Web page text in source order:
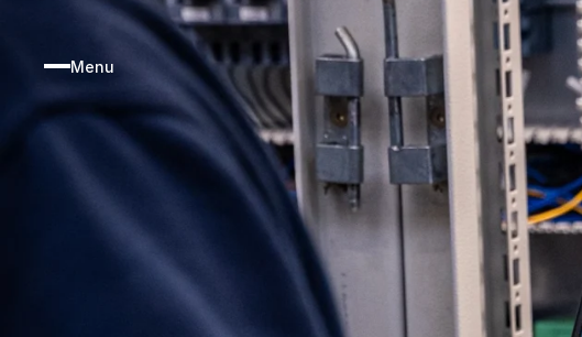
Menu
HOME
VACATURES
OVER KIS GROUP